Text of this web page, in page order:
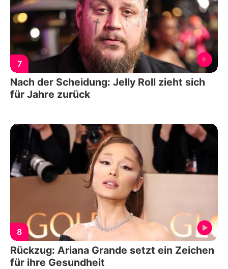
7
Nach der Scheidung: Jelly Roll zieht sich
für Jahre zurück
8
Rückzug: Ariana Grande setzt ein Zeichen
für ihre Gesundheit